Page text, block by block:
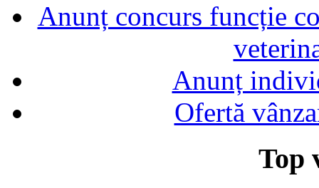
Anunț concurs funcție
Anunț
Ofertă
Top